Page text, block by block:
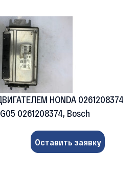
HONDA 0261208374
0261208374, Bosch
Оставить заявку